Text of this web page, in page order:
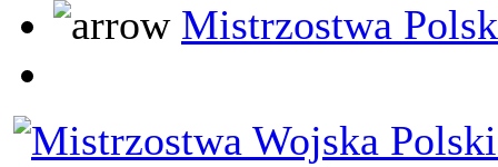
Mistrzostwa